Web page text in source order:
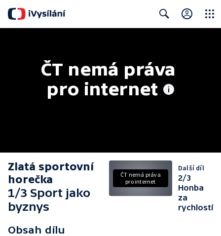
ČT nemá práva
pro internet
Zlatá sportovní
horečka
1/3 Sport jako
byznys
Obsah dílu
ČT nemá práva
pro internet
Další díl
2/3
Honba
za
rychlostí